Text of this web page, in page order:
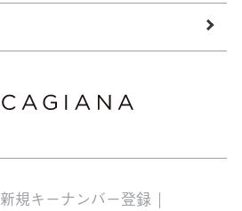
新規キーナンバー登録